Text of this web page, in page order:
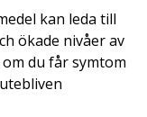
kan leda till
ökade nivåer av
du får symtom